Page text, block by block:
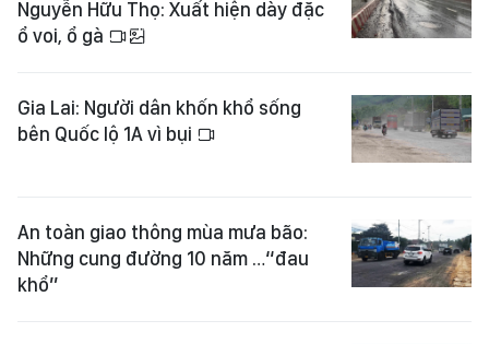
Nguyễn Hữu Thọ: Xuất hiện dày đặc
ổ voi, ổ gà
Gia Lai: Người dân khốn khổ sống
bên Quốc lộ 1A vì bụi
An toàn giao thông mùa mưa bão:
Những cung đường 10 năm …“đau
khổ”